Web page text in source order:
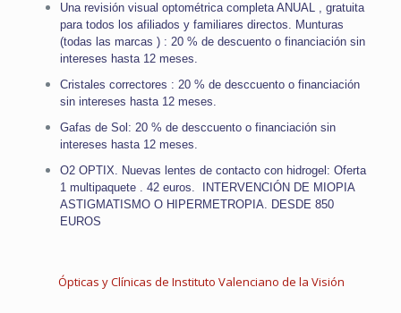
Una revisión visual optométrica completa ANUAL , gratuita
para todos los afiliados y familiares directos. Munturas
(todas las marcas ) : 20 % de descuento o financiación sin
intereses hasta 12 meses.
Cristales correctores : 20 % de desccuento o financiación
sin intereses hasta 12 meses.
Gafas de Sol: 20 % de desccuento o financiación sin
intereses hasta 12 meses.
O2 OPTIX. Nuevas lentes de contacto con hidrogel: Oferta
1 multipaquete . 42 euros. INTERVENCIÓN DE MIOPIA
ASTIGMATISMO O HIPERMETROPIA. DESDE 850
EUROS
Ópticas y Clínicas de Instituto Valenciano de la Visión